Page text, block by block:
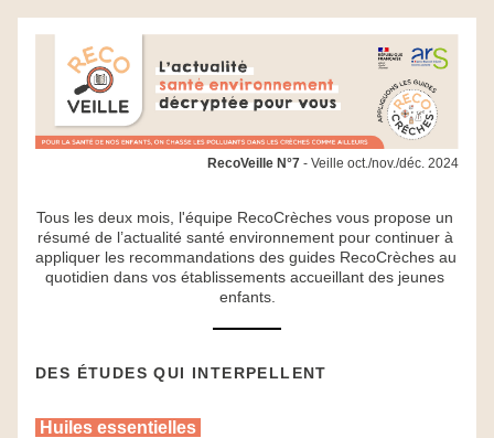
RecoVeille N°7 - Veille oct./nov./déc. 2024
Tous les deux mois, l'équipe RecoCrèches vous propose un
résumé de l’actualité santé environnement pour continuer à
appliquer les recommandations des guides RecoCrèches au
quotidien dans vos établissements accueillant des jeunes
enfants.
DES ÉTUDES QUI INTERPELLENT
Huiles essentielles